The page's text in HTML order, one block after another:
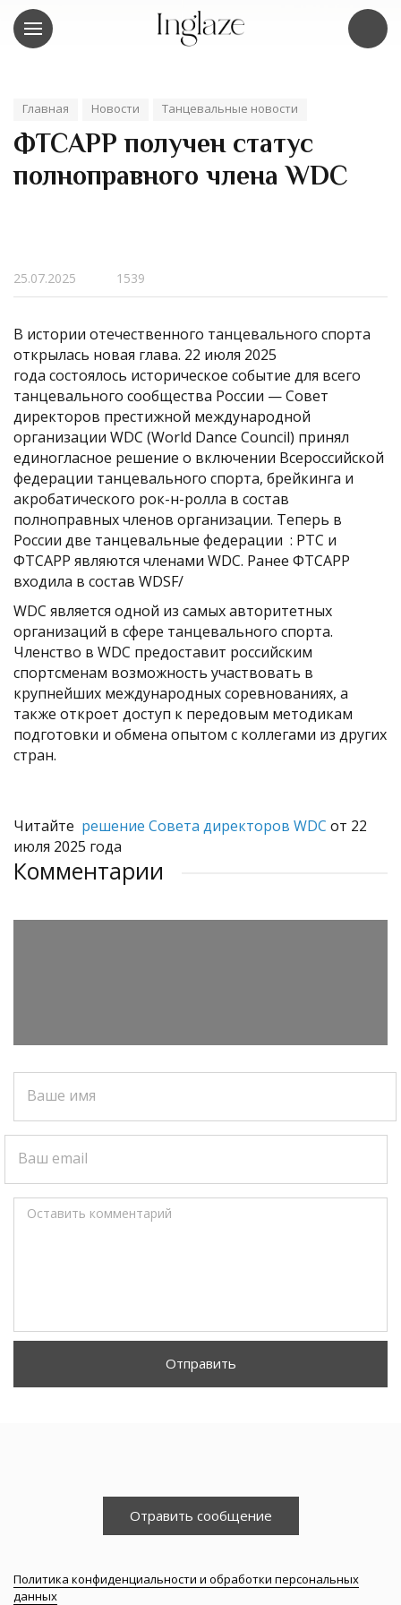
Главная Новости Танцевальные новости
ФТСАРР получен статус
полноправного члена WDC
25.07.2025 1539
В истории отечественного танцевального спорта
открылась новая глава. 22 июля 2025
года состоялось историческое событие для всего
танцевального сообщества России — Совет
директоров престижной международной
организации WDC (World Dance Council) принял
единогласное решение о включении Всероссийской
федерации танцевального спорта, брейкинга и
акробатического рок-н-ролла в состав
полноправных членов организации. Теперь в
России две танцевальные федерации : РТС и
ФТСАРР являются членами WDC. Ранее ФТСАРР
входила в состав WDSF/
WDC является одной из самых авторитетных
организаций в сфере танцевального спорта.
Членство в WDC предоставит российским
спортсменам возможность участвовать в
крупнейших международных соревнованиях, а
также откроет доступ к передовым методикам
подготовки и обмена опытом с коллегами из других
стран.
Читайте решение Совета директоров WDC от 22
июля 2025 года
Комментарии
Ваше имя
Ваш email
Оставить комментарий
Отправить
Отравить сообщение
Политика конфиденциальности и обработки персональных
данных